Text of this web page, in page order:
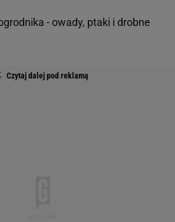
- owady, ptaki i drobne